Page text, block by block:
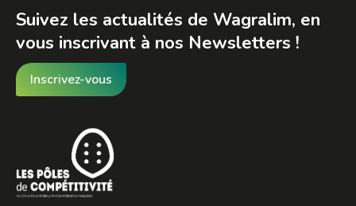
Suivez les actualités de Wagralim, en
vous inscrivant à nos Newsletters !
Inscrivez-vous